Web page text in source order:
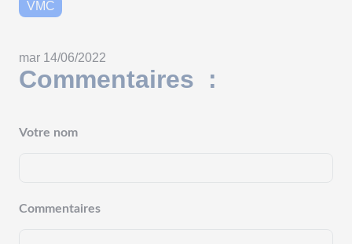
VMC
mar 14/06/2022
Commentaires :
Votre nom
Commentaires